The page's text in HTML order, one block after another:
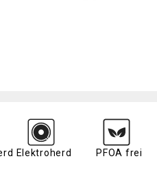
Elektroherd PFOA frei